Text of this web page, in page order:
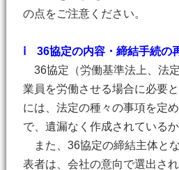
の点をご注意ください。
ⅰ 36協定の内容・締結手続の
36協定（労働基準法上、法
業員を労働させる場合に必要
には、法定の種々の事項を定
で、遺漏なく作成されている
また、36協定の締結主体と
表者は、会社の意向で選出さ